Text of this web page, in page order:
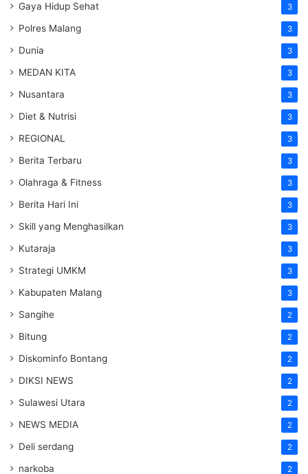
Gaya Hidup Sehat 3
Polres Malang 3
Dunia 3
MEDAN KITA 3
Nusantara 3
Diet & Nutrisi 3
REGIONAL 3
Berita Terbaru 3
Olahraga & Fitness 3
Berita Hari Ini 3
Skill yang Menghasilkan 3
Kutaraja 3
Strategi UMKM 3
Kabupaten Malang 3
Sangihe 2
Bitung 2
Diskominfo Bontang 2
DIKSI NEWS 2
Sulawesi Utara 2
NEWS MEDIA 2
Deli serdang 2
narkoba 2